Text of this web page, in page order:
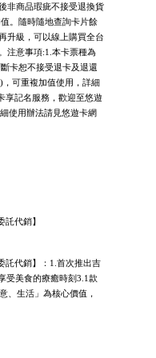
非商品瑕疵不接受退換貨
。隨時隨地查詢卡片餘
升級，可以線上購買全台
注意事項:1.本卡票種為
卡恕不接受退卡及退還
可重複加值使用，詳細
享記名服務，歡迎至悠遊
使用辦法請見悠遊卡網
託代銷】
託代銷】：1.首次推出吉
受美食的療癒時刻3.1款
、生活」為核心價值，